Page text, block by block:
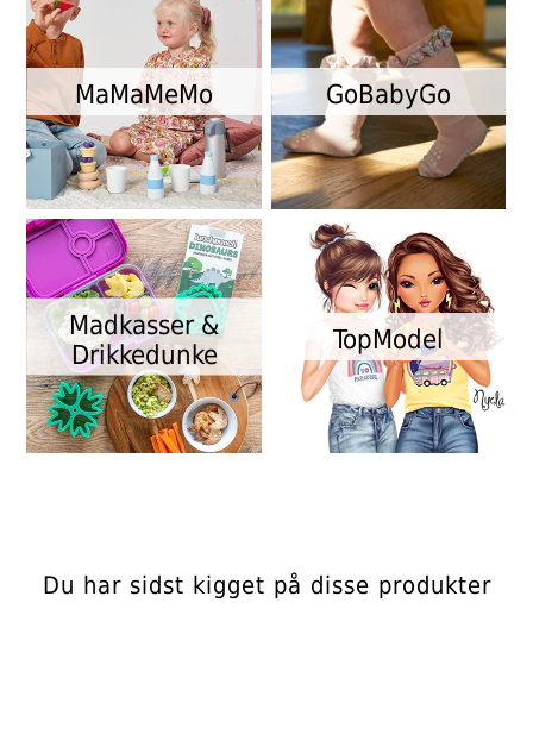
MaMaMeMo GoBabyGo
Madkasser &
Drikkedunke
TopModel
Du har sidst kigget på disse produkter